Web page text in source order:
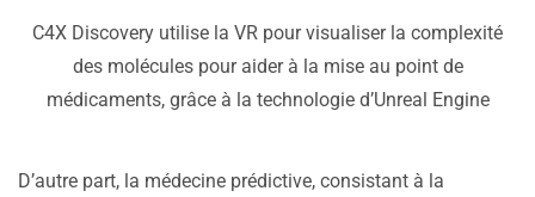
C4X Discovery utilise la VR pour visualiser la complexité
des molécules pour aider à la mise au point de
médicaments, grâce à la technologie d’Unreal Engine
D’autre part, la médecine prédictive, consistant à la